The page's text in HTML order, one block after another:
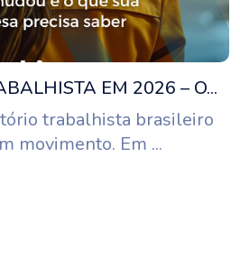
EM 2026 – O...
trabalhista brasileiro
movimento. Em ...